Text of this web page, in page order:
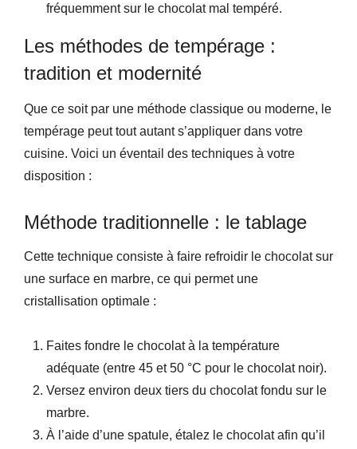
fréquemment sur le chocolat mal tempéré.
Les méthodes de tempérage :
tradition et modernité
Que ce soit par une méthode classique ou moderne, le
tempérage peut tout autant s’appliquer dans votre
cuisine. Voici un éventail des techniques à votre
disposition :
Méthode traditionnelle : le tablage
Cette technique consiste à faire refroidir le chocolat sur
une surface en marbre, ce qui permet une
cristallisation optimale :
Faites fondre le chocolat à la température
adéquate (entre 45 et 50 °C pour le chocolat noir).
Versez environ deux tiers du chocolat fondu sur le
marbre.
À l’aide d’une spatule, étalez le chocolat afin qu’il